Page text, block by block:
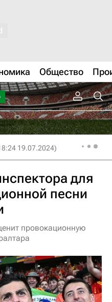
Общество
19.07.2024)
для
песни
провокационную